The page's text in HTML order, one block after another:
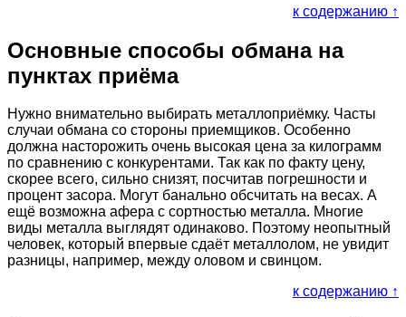
к содержанию ↑
Основные способы обмана на
пунктах приёма
Нужно внимательно выбирать металлоприёмку. Часты
случаи обмана со стороны приемщиков. Особенно
должна насторожить очень высокая цена за килограмм
по сравнению с конкурентами. Так как по факту цену,
скорее всего, сильно снизят, посчитав погрешности и
процент засора. Могут банально обсчитать на весах. А
ещё возможна афера с сортностью металла. Многие
виды металла выглядят одинаково. Поэтому неопытный
человек, который впервые сдаёт металлолом, не увидит
разницы, например, между оловом и свинцом.
к содержанию ↑